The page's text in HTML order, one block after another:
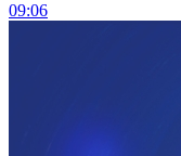
09:06